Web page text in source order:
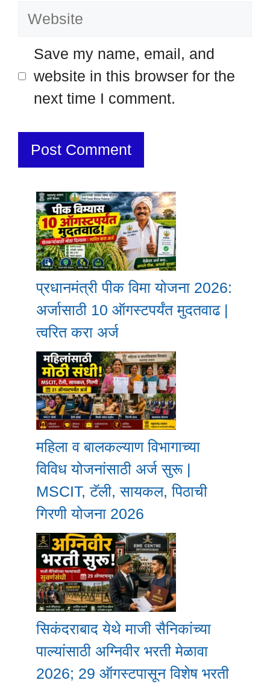
Website
Save my name, email, and
website in this browser for the
next time I comment.
प्रधानमंत्री पीक विमा योजना 2026:
अर्जासाठी 10 ऑगस्टपर्यंत मुदतवाढ |
त्वरित करा अर्ज
महिला व बालकल्याण विभागाच्या
विविध योजनांसाठी अर्ज सुरू |
MSCIT, टॅली, सायकल, पिठाची
गिरणी योजना 2026
सिकंदराबाद येथे माजी सैनिकांच्या
पाल्यांसाठी अग्निवीर भरती मेळावा
2026; 29 ऑगस्टपासून विशेष भरती